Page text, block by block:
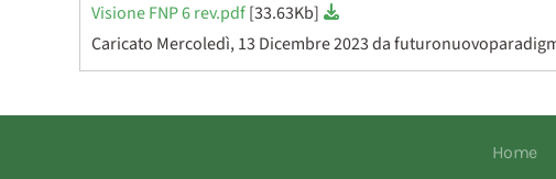
Visione FNP 6 rev.pdf[33.63Kb]
Caricato Mercoledì, 13 Dicembre 2023 da
Home